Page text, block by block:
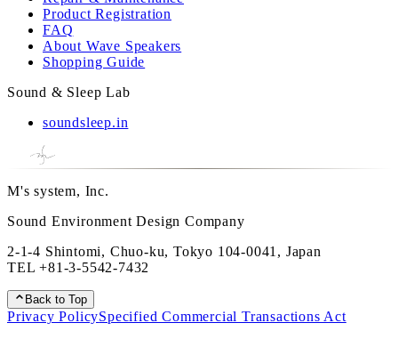
Product Registration
FAQ
About Wave Speakers
Shopping Guide
Sound & Sleep Lab
soundsleep.in
M's system, Inc.
Sound Environment Design Company
2-1-4 Shintomi, Chuo-ku, Tokyo 104-0041, Japan
TEL+81-3-5542-7432
Back to Top
Privacy PolicySpecified Commercial Transactions Act